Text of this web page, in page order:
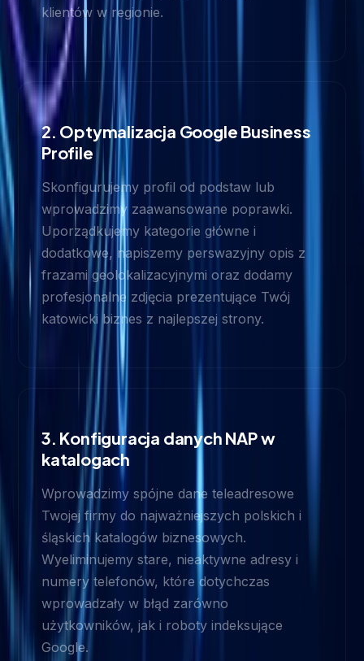
klientów w regionie.
2. Optymalizacja Google Business
Profile
Skonfigurujemy profil od podstaw lub
wprowadzimy zaawansowane poprawki.
Uporządkujemy kategorie główne i
dodatkowe, napiszemy perswazyjny opis z
frazami geolokalizacyjnymi oraz dodamy
profesjonalne zdjęcia prezentujące Twój
katowicki biznes z najlepszej strony.
3. Konfiguracja danych NAP w
katalogach
Wprowadzimy spójne dane teleadresowe
Twojej firmy do najważniejszych polskich i
śląskich katalogów biznesowych.
Wyeliminujemy stare, nieaktywne adresy i
numery telefonów, które dotychczas
wprowadzały w błąd zarówno
użytkowników, jak i roboty indeksujące
Google.